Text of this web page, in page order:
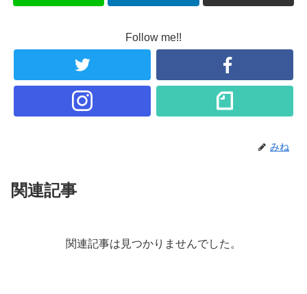
Follow me!!
みね
関連記事
関連記事は見つかりませんでした。